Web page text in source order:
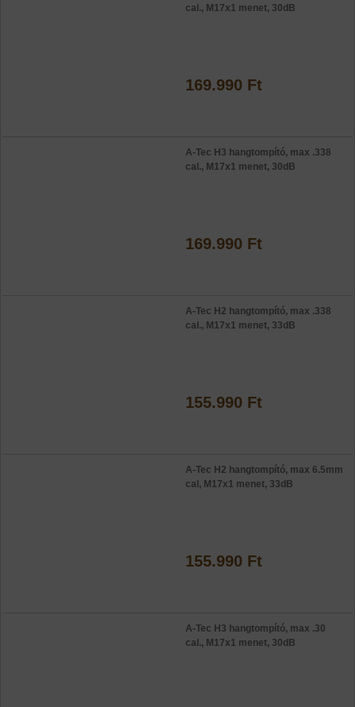
cal., M17x1 menet, 30dB
169.990 Ft
A-Tec H3 hangtompító, max .338
cal., M17x1 menet, 30dB
169.990 Ft
A-Tec H2 hangtompító, max .338
cal., M17x1 menet, 33dB
155.990 Ft
A-Tec H2 hangtompító, max 6.5mm
cal, M17x1 menet, 33dB
155.990 Ft
A-Tec H3 hangtompító, max .30
cal., M17x1 menet, 30dB